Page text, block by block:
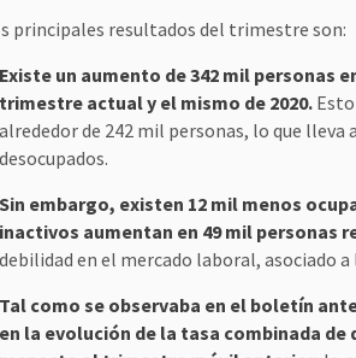
principales resultados del trimestre son:
Existe un aumento de 342 mil personas
trimestre actual y el mismo de 2020.
alrededor de 242 mil personas, lo que
desocupados.
Sin embargo, existen 12 mil menos
inactivos aumentan en 49 mil personas
debilidad en el mercado laboral, asociado a
Tal como se observaba en el boletín
en la evolución de la tasa combinada